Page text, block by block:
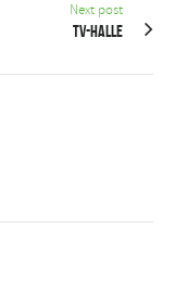
Next post
TV-Halle